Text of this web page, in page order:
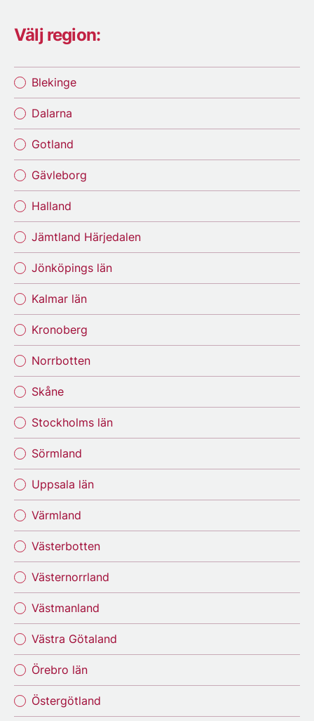
Välj region:
Blekinge
Dalarna
Gotland
Gävleborg
Halland
Jämtland Härjedalen
Jönköpings län
Kalmar län
Kronoberg
Norrbotten
Skåne
Stockholms län
Sörmland
Uppsala län
Värmland
Västerbotten
Västernorrland
Västmanland
Västra Götaland
Örebro län
Östergötland